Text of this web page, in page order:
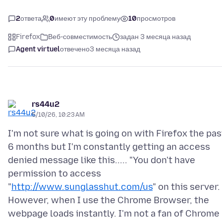
2ответа 0имеют эту проблему 10просмотров
Firefox Веб-совместимость
задан 3 месяца назад
Agent virtuelотвечено3 месяца назад
rs44u2
5/10/26, 10:23 AM
I'm not sure what is going on with Firefox the
6 months but I'm constantly getting an access
denied message like this..... "You don't have
permission to access
"http://www.sunglasshut.com/us" on this server.
However, when I use the Chrome Browser, the
webpage loads instantly. I'm not a fan of Chrome